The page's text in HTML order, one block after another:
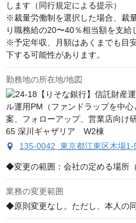
します（同行規定による提示）
※裁量労働制を選択した場合、裁
り職務給の20〜40％相当額を支給
※予定年収、月額はあくまでも目
下する可能性があります。
勤務地の所在地/地図
135-0042 東京都江東区木場
◆変更の範囲：会社の定める場所
業務の変更範囲
◆原則変更なし。ただし、本人の